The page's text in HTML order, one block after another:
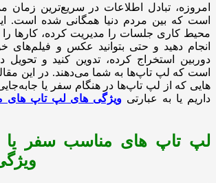
امروزه، تبادل اطلاعات در سریع‌ترین زمان
است که بین مردم دنیا همگانی شده است.
محیط کاری جلسات را مدیریت کرده، کارها
انجام دهید و حتی بتوانید عکس و فیلم‌های
دوربین استخراج کرده، تدوین کنید و تحویل
است که لپ تاپ‌ها به شما می‌دهند. در این
هایی که از لپ تاپ‌ها در هنگام سفر یا
داریم یا به عبارتی ویژگی های لپ تاپ های
لپ تاپ های مناسب سفر یا